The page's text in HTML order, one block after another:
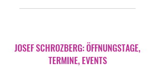
JOSEF SCHROZBERG: ÖFFNUNGSTAGE,
TERMINE, EVENTS